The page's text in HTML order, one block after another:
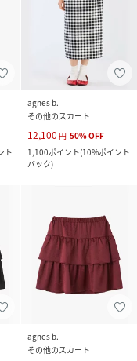
ト
agnes b.
その他のスカート
12,100 円 50%OFF
1,100ポイント(10%ポイント
バック)
agnes b.
その他のスカート